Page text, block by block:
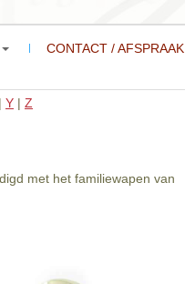
CONTACT / AFSPRAAK
| Y | Z
met het familiewapen van